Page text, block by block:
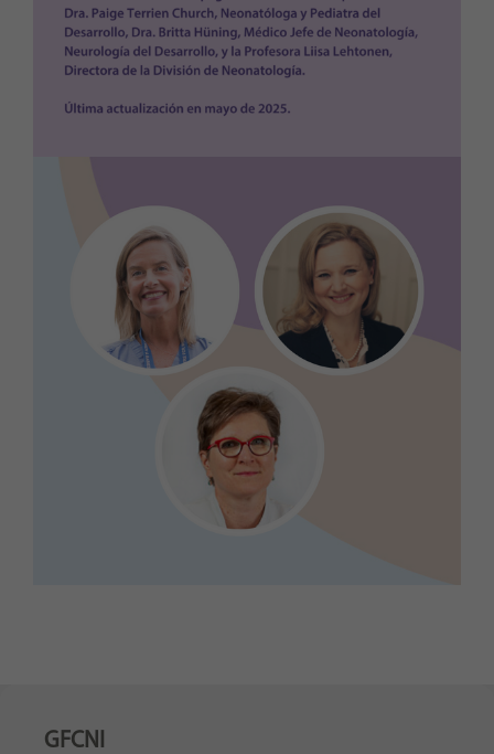
GFCNI